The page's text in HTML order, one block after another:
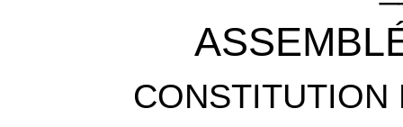
CONSTITUTION